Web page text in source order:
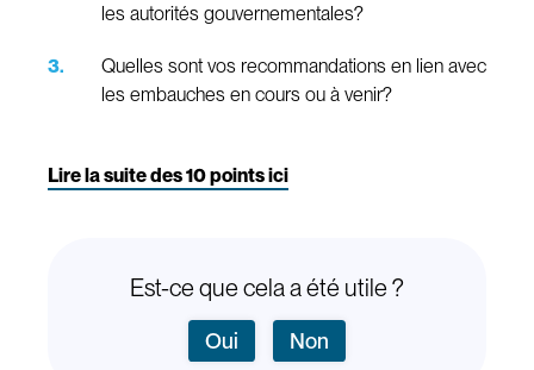
les autorités gouvernementales?
Quelles sont vos recommandations en lien avec
les embauches en cours ou à venir?
Lire la suite des 10 points ici
Est-ce que cela a été utile ?
Oui Non